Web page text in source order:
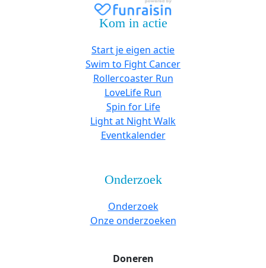
Kom in actie
Start je eigen actie
Swim to Fight Cancer
Rollercoaster Run
LoveLife Run
Spin for Life
Light at Night Walk
Eventkalender
Onderzoek
Onderzoek
Onze onderzoeken
Doneren